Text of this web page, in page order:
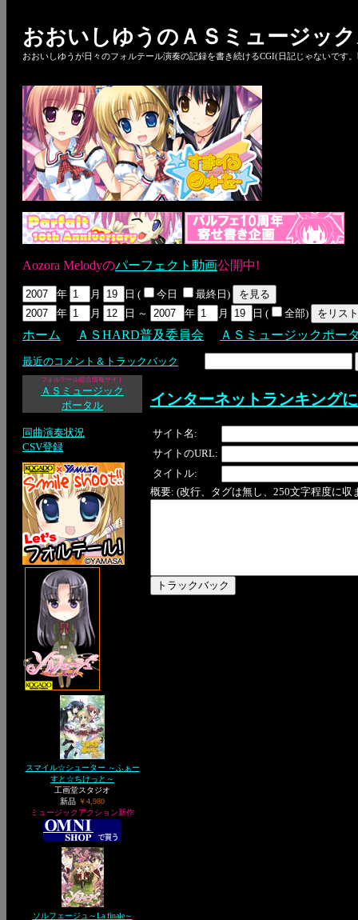
おおいしゆうのＡＳミュージッ
おおいしゆうが日々のフォルテール演奏の記録を書き続けるCGI(日記じゃないです
Aozora Melodyのパーフェクト動画公開中!
年 月 日 ( 今日
最終日)
年
月 日 ～ 年 月 日 ( 全部)
ホーム ＡＳHARD普及委員会 ＡＳミュージックポー
最近のコメント＆トラックバック
フォルテール総合情報サイト
ＡＳミュージック
ポータル
同曲演奏状況
CSV登録
スマイル☆シューター ～ふぁー
すと☆ちけっと～
工画堂スタジオ
新品 ￥4,980
ミュージックアクション新作
ソルフェージュ～La finale～
インターネットランキング
サイト名:
サイトのURL:
タイトル:
概要: (改行、タグは無し、250文字程度に収